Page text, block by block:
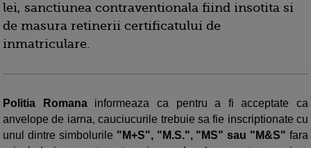
lei, sanctiunea contraventionala fiind insotita si
de masura retinerii certificatului de
inmatriculare.
Politia Romanainformeaza ca pentru a fi acceptate ca
anvelope de iarna, cauciucurile trebuie sa fie inscriptionate cu
unul dintre simbolurile "M+S", "M.S.", "MS" sau "M&S" fara